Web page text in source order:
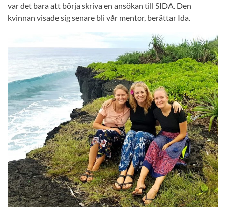
var det bara att börja skriva en ansökan till SIDA. Den
kvinnan visade sig senare bli vår mentor, berättar Ida.